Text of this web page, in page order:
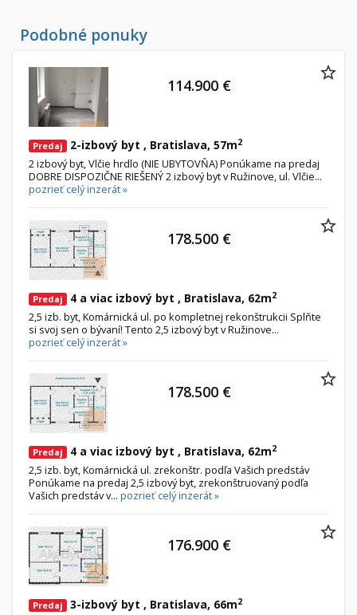
Garsónky
Dvojgarsónky
1-izbové
2-izbové
3-izbové
4 a viac izbové byty
Chalupa
Pozemok
Stavebné pozemky
Bývanie a rekreácia
Priemyselný pozemok
Poľnohospodárske pozemky
Záhrada
Nebytové priestory
Skladové, výrobné
Rekreačné, reštauračné
Ponuka RK
Len s fotkou
Hľadaj
Uložiť vyhľadávanie
Zatvoriť vyhľadávanie
Podobné ponuky
Predaj 2-izbový byt , Bratislava, 57m2
2 izbový byt, Vlčie hrdlo (NIE UBYTOVŇA) Ponúkame na predaj
DOBRE DISPOZIČNE RIEŠENÝ 2 izbový byt v Ružinove, ul. Vlčie...
pozrieť celý inzerát »
114.900 €
Predaj 4 a viac izbový byt , Bratislava, 62m2
2,5 izb. byt, Komárnická ul. po kompletnej rekonštrukcii Splňte
si svoj sen o bývaní! Tento 2,5 izbový byt v Ružinove...
pozrieť celý inzerát »
178.500 €
Predaj 4 a viac izbový byt , Bratislava, 62m2
2,5 izb. byt, Komárnická ul. zrekonštr. podľa Vašich predstáv
Ponúkame na predaj 2,5 izbový byt, zrekonštruovaný podľa
Vašich predstáv v... pozrieť celý inzerát »
178.500 €
Predaj 3-izbový byt , Bratislava, 66m2
176.900 €